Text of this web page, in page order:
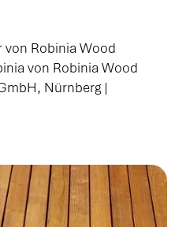
Robinia Wood
von Robinia Wood
Nürnberg |